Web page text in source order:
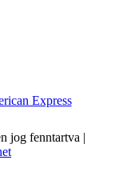
jog fenntartva |